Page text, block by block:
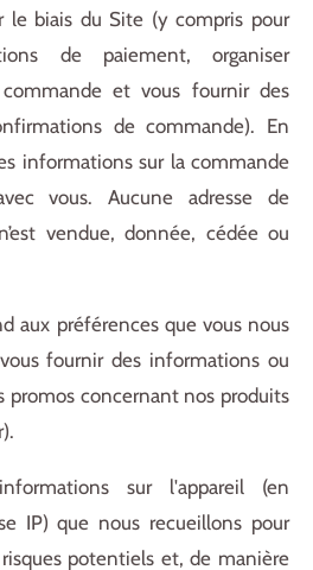
le biais du Site (y compris pour
de paiement, organiser
et vous fournir des
de commande). En
informations sur la commande
vous.Aucune adresse de
vendue, donnée, cédée ou
aux préférences que vous nous
fournir des informations ou
promos concernant nos produits
sur l'appareil (en
IP) que nous recueillons pour
potentiels et, de manière